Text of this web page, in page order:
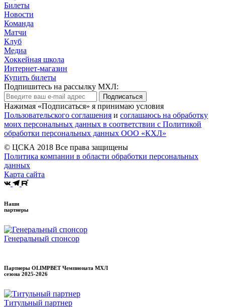
Билеты
Новости
Команда
Матчи
Клуб
Медиа
Хоккейная школа
Интернет-магазин
Купить билеты
Подпишитесь на рассылку МХЛ:
Подписаться
Нажимая «Подписаться» я принимаю условия
Пользовательского соглашения и соглашаюсь на обработку
моих персональных данных в соответствии с Политикой
обработки персональных данных ООО «КХЛ»
© ЦСКА 2018 Все права защищены
Политика компании в области обработки персональных
данных
Карта сайта
Наши
партнеры
Генеральный спонсор
Партнеры OLIMPBET Чемпионата МХЛ
сезона 2025-2026
Титульный партнер